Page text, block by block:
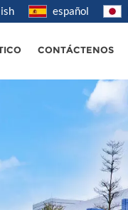
español
CONTÁCTENOS